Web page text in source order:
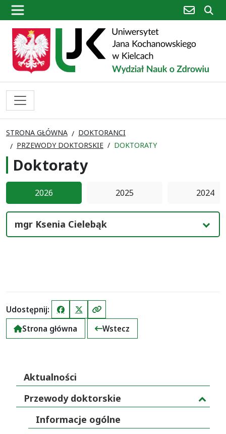
poczta
STRONA GŁÓWNA
DOKTORANCI
PRZEWODY DOKTORSKIE
DOKTORATY
Doktoraty
2026 2025 2024
mgr Ksenia Cielebąk
Udostępnij: FacebookX (Twitter)Kopiuj link
Strona główna
Wstecz
Aktualności
Przewody doktorskie
Informacje ogólne